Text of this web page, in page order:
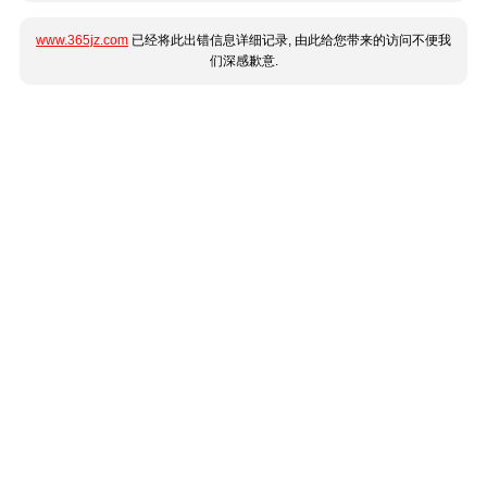
www.365jz.com 已经将此出错信息详细记录, 由此给您带来的访问不便我
们深感歉意.